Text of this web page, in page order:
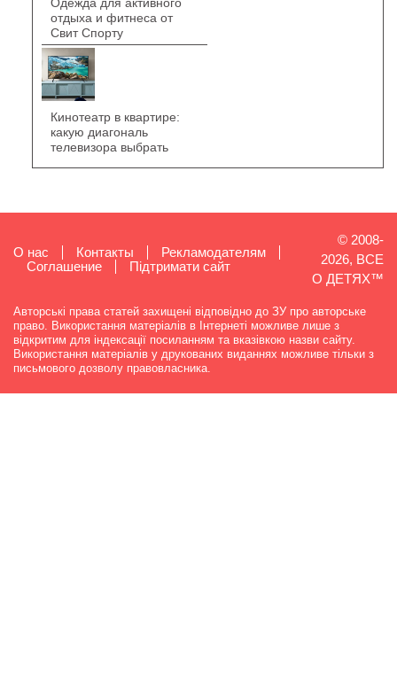
отдыха и фитнеса от
Свит Спорту
Кинотеатр в квартире:
какую диагональ
телевизора выбрать
О нас Контакты
Рекламодателям
Cоглашение
Підтримати сайт
© 2008-
2026, ВСЕ
О ДЕТЯХ™
Авторські права статей захищені відповідно до ЗУ про авторське
право. Використання матеріалів в Інтернеті можливе лише з
відкритим для індексації посиланням та вказівкою назви сайту.
Використання матеріалів у друкованих виданнях можливе тільки з
письмового дозволу правовласника.